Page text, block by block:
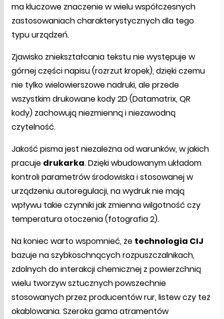
ma kluczowe znaczenie w wielu współczesnych
zastosowaniach charakterystycznych dla tego
typu urządzeń.
Zjawisko zniekształcania tekstu nie występuje w
górnej części napisu (rozrzut kropek), dzięki czemu
nie tylko wielowierszowe nadruki, ale przede
wszystkim drukowane kody 2D (Datamatrix, QR
kody) zachowują niezmienną i niezawodną
czytelność.
Jakość pisma jest niezależna od warunków, w jakich
pracuje drukarka. Dzięki wbudowanym układom
kontroli parametrów środowiska i stosowanej w
urządzeniu autoregulacji, na wydruk nie mają
wpływu takie czynniki jak zmienna wilgotność czy
temperatura otoczenia (fotografia 2).
Na koniec warto wspomnieć, że technologia CIJ
bazuje na szybkoschnących rozpuszczalnikach,
zdolnych do interakcji chemicznej z powierzchnią
wielu tworzyw sztucznych powszechnie
stosowanych przez producentów rur, listew czy też
okablowania. Szeroka gama atramentów